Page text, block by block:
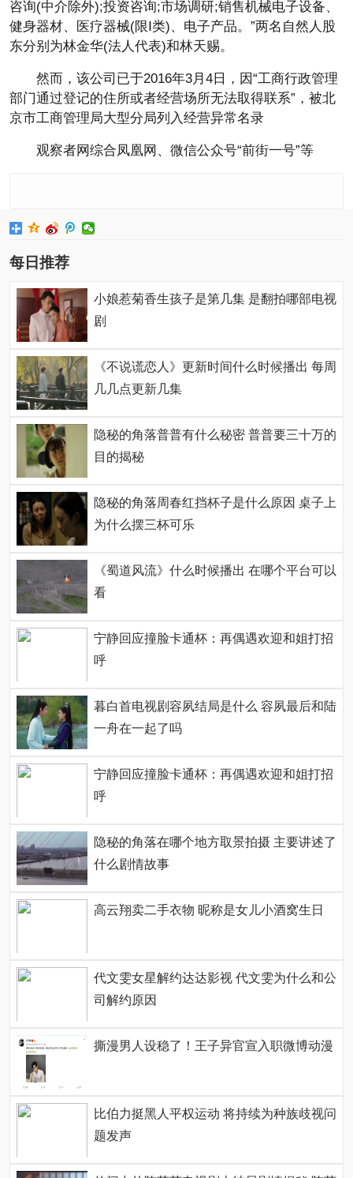
咨询(中介除外);投资咨询;市场调研;销售机械电子设备、
健身器材、医疗器械(限Ⅰ类)、电子产品。”两名自然人股
东分别为林金华(法人代表)和林天赐。
然而，该公司已于2016年3月4日，因“工商行政管理
部门通过登记的住所或者经营场所无法取得联系”，被北
京市工商管理局大型分局列入经营异常名录
观察者网综合凤凰网、微信公众号“前街一号”等
每日推荐
小娘惹菊香生孩子是第几集 是翻拍哪部电视
剧
《不说谎恋人》更新时间什么时候播出 每周
几几点更新几集
隐秘的角落普普有什么秘密 普普要三十万的
目的揭秘
隐秘的角落周春红挡杯子是什么原因 桌子上
为什么摆三杯可乐
《蜀道风流》什么时候播出 在哪个平台可以
看
宁静回应撞脸卡通杯：再偶遇欢迎和姐打招
呼
暮白首电视剧容夙结局是什么 容夙最后和陆
一舟在一起了吗
宁静回应撞脸卡通杯：再偶遇欢迎和姐打招
呼
隐秘的角落在哪个地方取景拍摄 主要讲述了
什么剧情故事
高云翔卖二手衣物 昵称是女儿小酒窝生日
代文雯女星解约达达影视 代文雯为什么和公
司解约原因
撕漫男人设稳了！王子异官宣入职微博动漫
比伯力挺黑人平权运动 将持续为种族歧视问
题发声